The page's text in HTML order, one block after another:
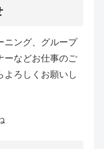
ニング、グループ
ーなどお仕事のご
よろしくお願いし